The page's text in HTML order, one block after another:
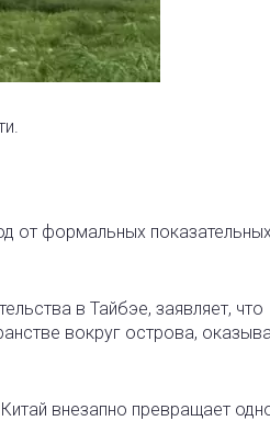
от формальных
в Тайбэе, заявляет, что
вокруг острова,
внезапно превращает